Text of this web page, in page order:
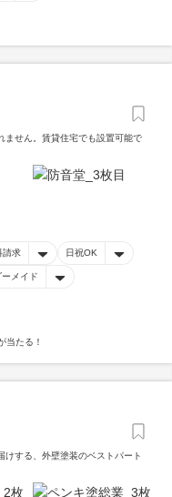
ません。賃貸住宅でも設置可能で
請求 日祝OK
ーメイド
当たる！
する、外壁塗装のベストパート